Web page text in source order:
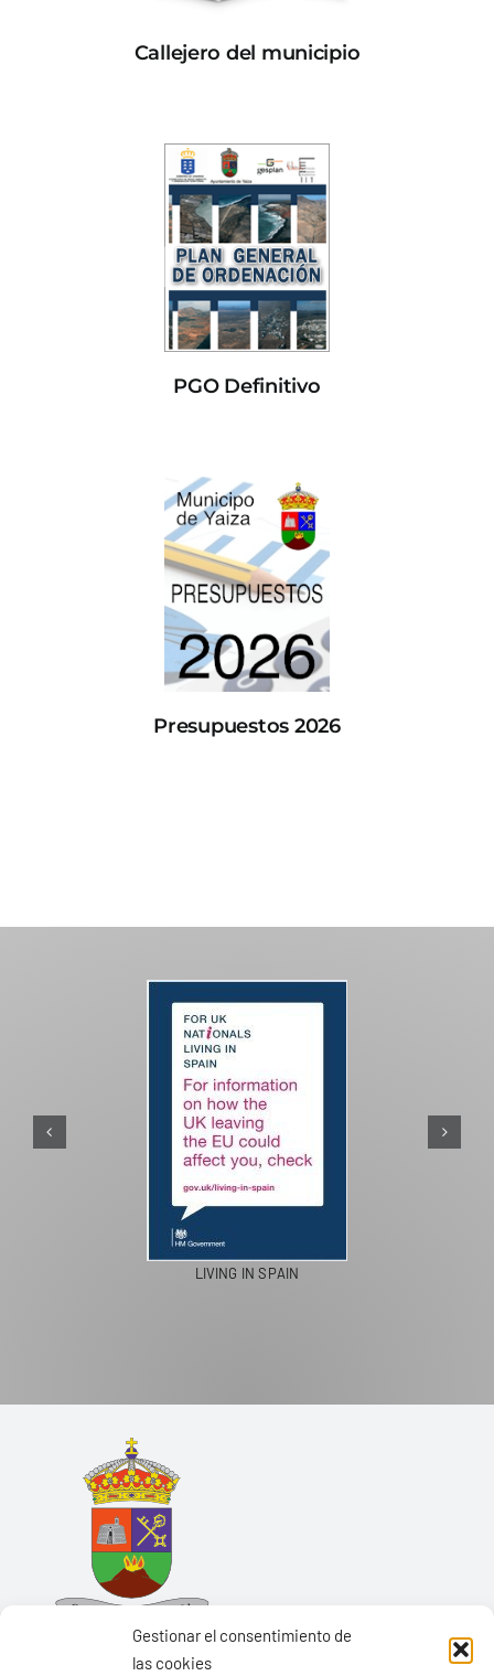
Gestionar el consentimiento de
las cookies
Callejero del municipio
PGO Definitivo
Presupuestos 2026
LIVING IN SPAIN